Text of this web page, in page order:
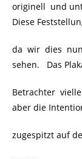
originell und
Diese
da wir dies
sehen. Das
Betrachter
aber die
zugespitzt auf